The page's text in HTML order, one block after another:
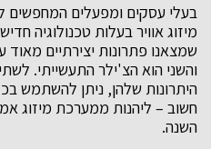
בעלי עסקים ומפעלים המחפשים
מיזוג אוויר בעלות טכנולוגיה
והשני הוא הצ'ילר התעשייתי.
היתרונות שלהן, ניתן להשתמש
חשוב – ליהנות ממערכת מיזוג
השנה.